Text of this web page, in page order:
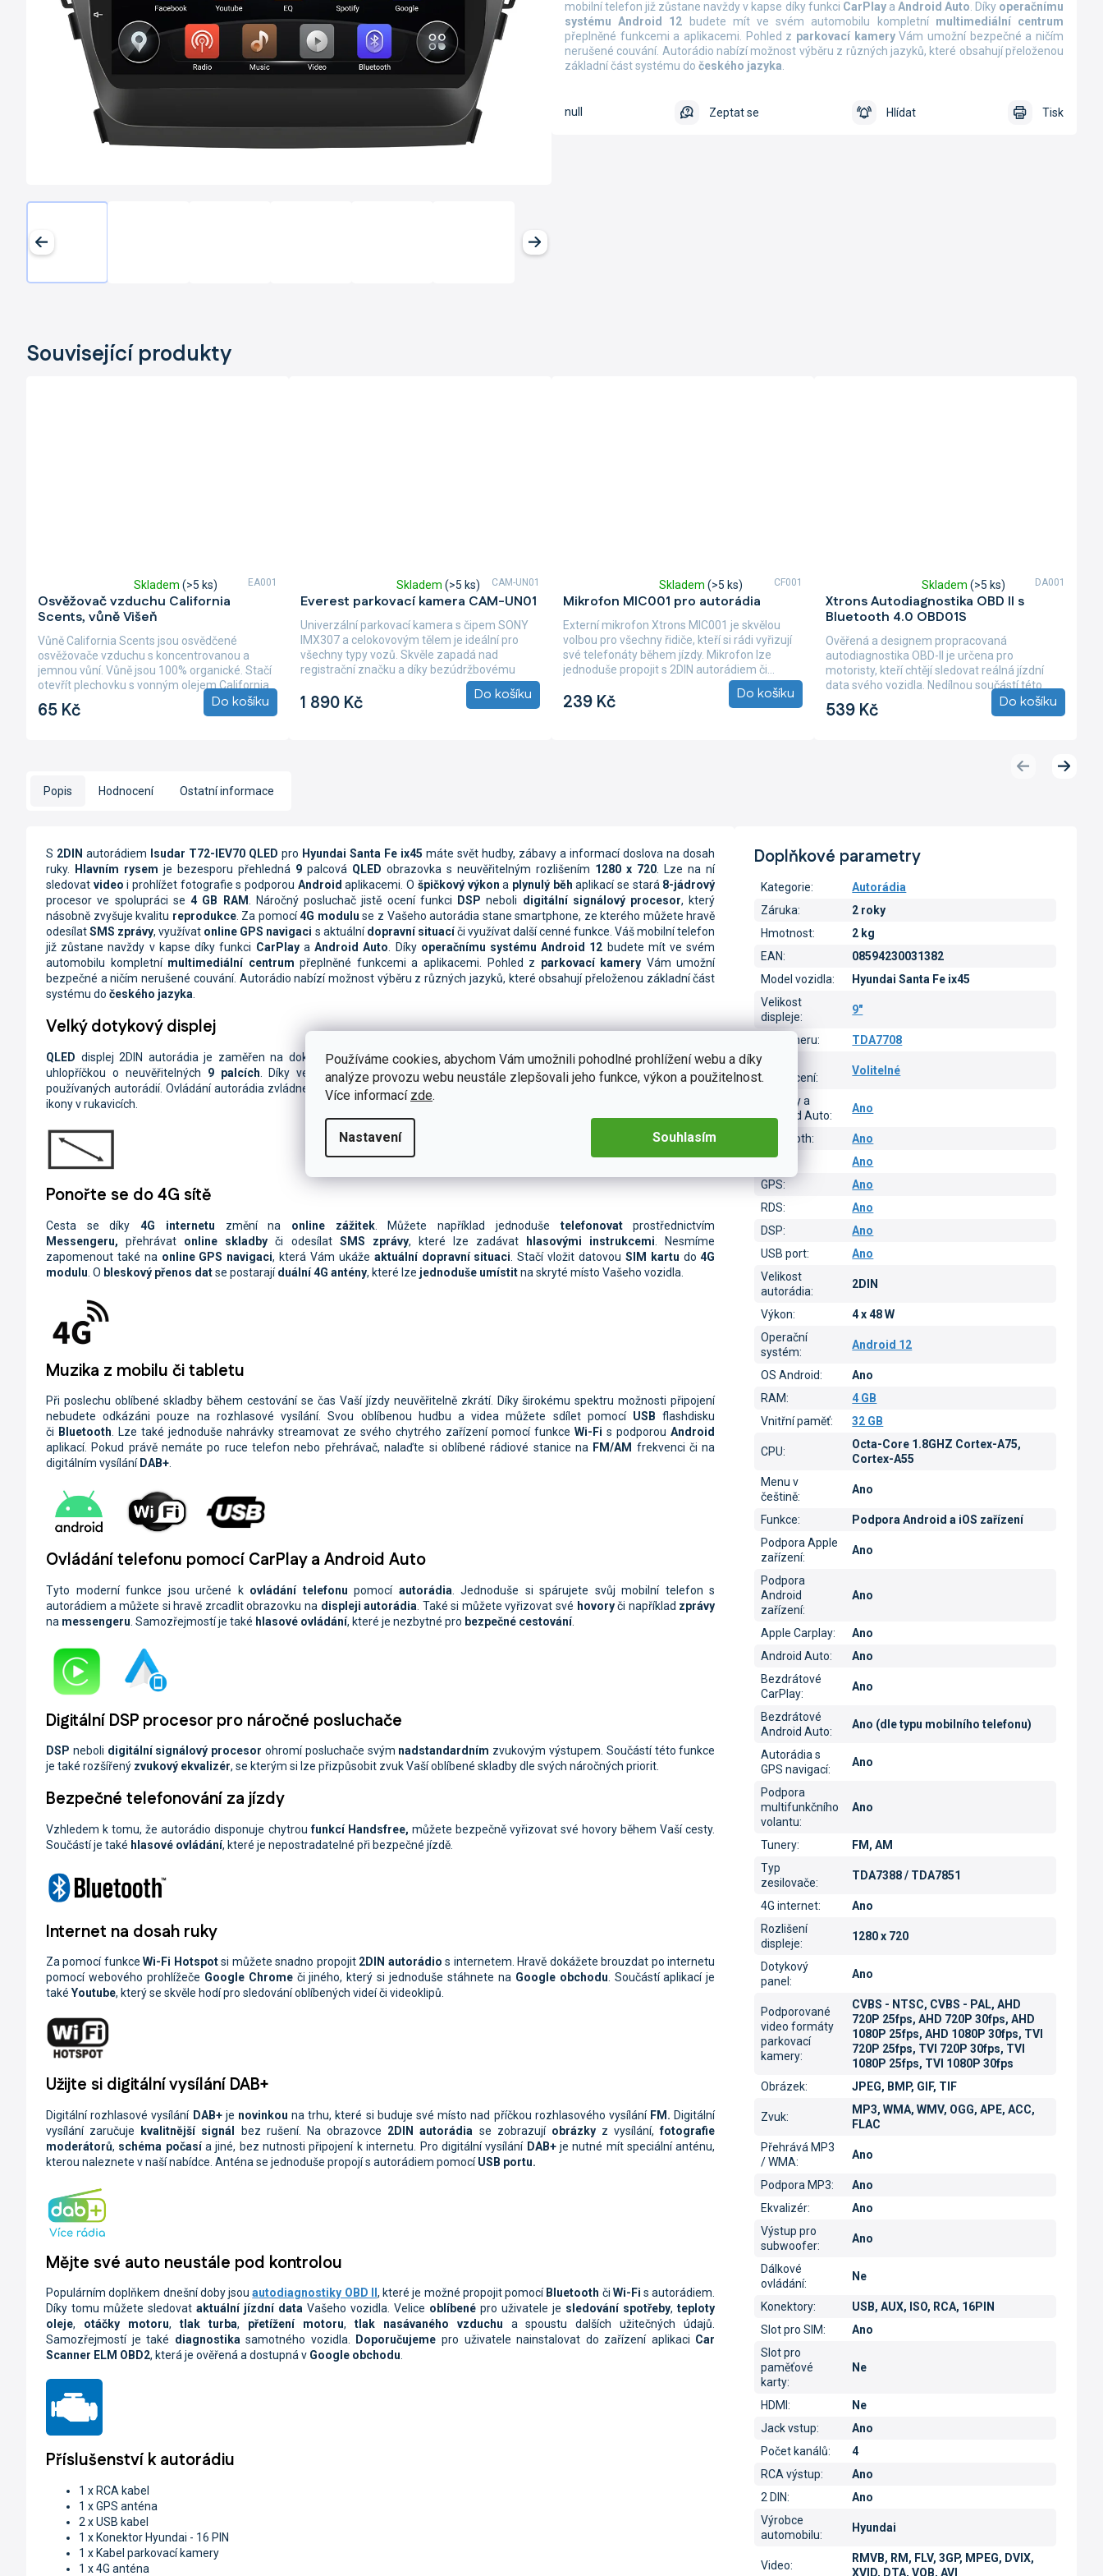
Používáme cookies, abychom Vám umožnili pohodlné prohlížení webu a díky
analýze provozu webu neustále zlepšovali jeho funkce, výkon a použitelnost.
Více informací zde.
Nastavení Souhlasím
mobilní telefon již zůstane navždy v kapse díky funkci CarPlaya Android Auto Díky operačnímu
systému Android 12 budete mít ve svém automobilu kompletní multimediální centrum
přeplněné funkcemi a aplikacemi. Pohled z parkovací kameryVám umožní bezpečné a ničím
nerušené couvání. Autorádio nabízí možnost výběru z různých jazyků, které obsahují přeloženou
základní část systému do českého jazyka
Tisk
Zeptat se Hlídat
null
Související produkty
Osvěžovač vzduchu California
Scents, vůně Višeň
hodnocení
produktu
je
z
5
Skladem (>5 ks)
65 Kč Do košíku
Vůně California Scents jsou osvědčené
osvěžovače vzduchu s koncentrovanou a
jemnou vůní. Vůně jsou 100% organické. Stačí
otevřít plechovku s vonným olejem California
Scents,...
EA001
Everest parkovací kamera CAM-UN01
hodnocení
produktu
je
5,0
z
hvězdiček.
Skladem (>5 ks)
1 890 Kč Do košíku
Univerzální parkovací kamera s čipem SONY
IMX307 a celokovovým tělem je ideální pro
všechny typy vozů. Skvěle zapadá nad
registrační značku a díky bezúdržbovému
CAM-UN01
Mikrofon MIC001 pro autorádia
hodnocení
produktu
5,0
z
hvězdiček.
Skladem (>5 ks)
239 Kč Do košíku
Externí mikrofon Xtrons MIC001 je skvělou
volbou pro všechny řidiče, kteří si rádi vyřizují
své telefonáty během jízdy. Mikrofon lze
jednoduše propojit s 2DIN autorádiem či...
CF001
Xtrons Autodiagnostika OBD II s
Bluetooth 4.0 OBD01S
hodnocení
produktu
je
5,0
z
5
Skladem (>5 ks)
539 Kč Do košíku
Ověřená a designem propracovaná
autodiagnostika OBD-II je určena pro
motoristy, kteří chtějí sledovat reálná jízdní
data svého vozidla. Nedílnou součástí této
propracované...
DA001
PředchozíDalší
Popis
Hodnocení Ostatní informace
S 2DIN autorádiem Isudar T72-IEV70 QLEDpro Hyundai Santa Fe ix45 máte svět hudby, zábavy a informací doslova na dosah
ruky.
Hlavním rysem je bezesporu přehledná 9 palcová QLED obrazovka s neuvěřitelným rozlišením 1280 x 720. Lze na ní
sledovat video i prohlížet fotografie s podporou Android aplikacemi. O špičkový výkon a plynulý běhaplikací se stará 8-jádrový
procesor ve spolupráci se4 GB RAM. Náročný posluchač jistě ocení funkci DSP neboli digitální signálový procesor, který
násobně zvyšuje kvalitu reprodukce. Za pomocí4G modulu se z Vašeho autorádia stane smartphone, ze kterého můžete hravě
odesílatSMS zprávy, využívat online GPS navigaci s aktuálnídopravní situacíči využívat další cenné funkce. Váš mobilní telefon
již zůstane navždy v kapse díky funkci CarPlayaAndroid Auto. Díky operačnímu systému Android 12 budete mít ve svém
automobilu kompletní multimediální centrum přeplněné funkcemi a aplikacemi. Pohled z parkovací kamery Vám umožní
bezpečné a ničím nerušené couvání. Autorádio nabízí možnost výběru z různých jazyků, které obsahují přeloženou základní část
systému do českého jazyka.
Velký dotykový displej
QLED displej 2DIN autorádia je zaměřen na dokonalé ovládání smaximálním přehledem. Obraz rádia je vHD rozlišenís
uhlopříčkou o neuvěřitelných 9 palcích . Díky velikosti obrazovky disponuje autorádio větším displejem než většina běžně
používaných autorádií. Ovládání autorádia zvládnete hravě pomocí
jemného dotyku
na displej, který je velmi citlivý i při stisknutí
ikony v rukavicích.
Ponořte se do 4G sítě
Cesta se díky4G internetu změní na online zážitek. Můžete například jednoduše telefonovatprostřednictvím
Messengeru,přehrávat online skladby či odesílat SMS zprávy, které lze zadávat hlasovými instrukcemi . Nesmíme
zapomenout také na online GPS navigaci, která Vám ukáže aktuální dopravní situaci . Stačí vložit datovou SIM kartu do4G
modulu . O bleskový přenos datse postarajíduální 4G antény, které lze jednoduše umístitna skryté místo Vašeho vozidla.
Muzika z mobilu či tabletu
Při poslechu oblíbené skladby během cestování se čas Vaší jízdy neuvěřitelně zkrátí. Díky širokému spektru možnosti připojení
nebudete odkázáni pouze na rozhlasové vysílání. Svou oblíbenou hudbu a videa můžete sdílet pomocí USB flashdisku
či Bluetooth. Lze také jednoduše nahrávky streamovat ze svého chytrého zařízení pomocí funkceWi-Fi s podporouAndroid
aplikací. Pokud právě nemáte po ruce telefon nebo přehrávač, nalaďte si oblíbené rádiové stanice na FM/AM frekvenci či na
digitálním vysílání DAB+.
Ovládání telefonu pomocí CarPlay a Android Auto
Tyto moderní funkce jsou určené k ovládání telefonu pomocíautorádia . Jednoduše si spárujete svůj mobilní telefon s
autorádiem a můžete si hravě zrcadlit obrazovku na displeji autorádia . Také si můžete vyřizovat své hovoryči například zprávy
na messengeru . Samozřejmostí je také hlasové ovládání, které je nezbytné pro bezpečné cestování.
Digitální DSP procesor pro náročné posluchače
DSP neboli digitální signálový procesor ohromí posluchače svým nadstandardním zvukovým výstupem. Součástí této funkce
je také rozšířený zvukový ekvalizér, se kterým si lze přizpůsobit zvuk Vaší oblíbené skladby dle svých náročných priorit.
Bezpečné telefonování za jízdy
Vzhledem k tomu, že autorádio disponuje chytroufunkcí Handsfree, můžete bezpečně vyřizovat své hovory během Vaší cesty.
Součástí je také hlasové ovládání, které je nepostradatelné při bezpečné jízdě.
Internet na dosah ruky
Za pomocí funkceWi-Fi Hotspotsi můžete snadno propojit 2DIN autorádio s internetem. Hravě dokážete brouzdat po internetu
pomocí webového prohlížeče Google Chromeči jiného, který si jednoduše stáhnete na Google obchodu. Součástí aplikací je
také Youtube, který se skvěle hodí pro sledování oblíbených videí či videoklipů.
Užijte si digitální vysílání DAB+
Digitální rozhlasové vysílání DAB+ je novinkou na trhu, které si buduje své místo nad příčkou rozhlasového vysílání FM. Digitální
vysílání zaručuje
kvalitnější signál bez rušení. Na obrazovce 2DIN autorádia se zobrazují obrázkyz vysílání,fotografie
moderátorů, schéma počasía jiné, bez nutnosti připojení k internetu. Pro digitální vysílání DAB+je nutné mít speciální anténu,
kterou naleznete v naší nabídce. Anténa se jednoduše propojí s autorádiem pomocíUSB portu.
Mějte své auto neustále pod kontrolou
Populárním doplňkem dnešní doby jsouautodiagnostiky OBD II , které je možné propojit pomocí Bluetooth či Wi-Fi s autorádiem.
Díky tomu můžete sledovataktuální jízdní data Vašeho vozidla.Velice oblíbené pro uživatele je sledování spotřeby,teploty
oleje, otáčky motoru, tlak turba, přetížení motoru, tlak nasávaného vzduchu a spoustu dalších užitečných údajů.
Samozřejmostí je také diagnostikasamotného vozidla. Doporučujeme pro uživatele nainstalovat do zařízení aplikaci Car
Scanner ELM OBD2, která je ověřená a dostupná v Google obchodu.
Příslušenství k autorádiu
1 x RCA kabel
1 x GPS anténa
2 x USB kabel
1 x Konektor Hyundai - 16 PIN
1 x Kabel parkovací kamery
1 x 4G anténa
Doplňkové parametry
Kategorie:
Autorádia
Záruka:
2 roky
Hmotnost:
2 kg
EAN:
08594230031382
Model vozidla:
Hyundai Santa Fe ix45
Velikost
displeje:
9"
Typ tuneru:
TDA7708
Barva
podsvícení:
Volitelné
CarPlay a
Android Auto:
Ano
Bluetooth:
Ano
Wi-Fi
Ano
GPS:
Ano
RDS:
Ano
DSP:
Ano
USB port:
Ano
Velikost
autorádia:
2DIN
Výkon:
4 x 48 W
Operační
systém:
Android 12
OS Android:
Ano
RAM:
4 GB
Vnitřní paměť: 32 GB
CPU:
Octa-Core 1.8GHZ Cortex-A75,
Cortex-A55
Menu v
češtině:
Ano
Funkce:
Podpora Android a iOS zařízení
Podpora Apple
zařízení:
Ano
Podpora
Android
zařízení:
Ano
Apple Carplay:
Ano
Android Auto:
Ano
Bezdrátové
CarPlay:
Ano
Bezdrátové
Android Auto:
Ano (dle typu mobilního telefonu)
Autorádia s
GPS navigací:
Ano
Podpora
multifunkčního
volantu:
Ano
Tunery:
FM, AM
Typ
zesilovače:
TDA7388 / TDA7851
4G internet:
Ano
Rozlišení
displeje:
1280 x 720
Dotykový
panel:
Ano
Podporované
video formáty
parkovací
kamery:
CVBS - NTSC, CVBS - PAL, AHD
720P 25fps, AHD 720P 30fps, AHD
1080P 25fps, AHD 1080P 30fps, TVI
720P 25fps, TVI 720P 30fps, TVI
1080P 25fps, TVI 1080P 30fps
Obrázek: JPEG, BMP, GIF, TIF
Zvuk:
MP3, WMA, WMV, OGG, APE, ACC,
FLAC
Přehrává MP3
/ WMA:
Ano
Podpora MP3:
Ano
Ekvalizér:
Ano
Výstup pro
subwoofer:
Ano
Dálkové
ovládání:
Ne
Konektory:
USB, AUX, ISO, RCA, 16PIN
Slot pro SIM:
Ano
Slot pro
paměťové
karty:
Ne
HDMI:
Ne
Jack vstup:
Ano
Počet kanálů:
4
RCA výstup:
Ano
2 DIN:
Ano
Výrobce
automobilu:
Hyundai
Video:
RMVB, RM, FLV, 3GP, MPEG, DVIX,
XVID, DTA, VOB, AVI